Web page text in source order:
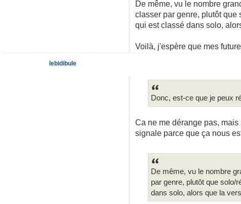
De même, vu le nombre
classer par genre, plutôt que
qui est classé dans solo,
Voilà, j'espère que mes
Donc, est-ce que je peux
Ca ne me dérange pas,
signale parce que ça nous
De même, vu le nombre
par genre, plutôt que solo/
dans solo, alors que la
lebidibule